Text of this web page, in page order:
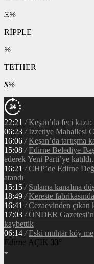
Ξ%
RİPPLE
%
TETHER
$%
22:21 / Keşan’da feci kaza:
06:23 / İzzetiye Mahallesi
16:06 / Keşan’da tartışma
15:08 / Edirne Belediye
ederek Yeni Parti’ye katıldı.
16:21 / CHP’de Edirne
atandı
15:15 / Sulama kanalına
18:49 / Kereste
16:41 / Cezaevinden
17:03 / ÖNDER
kaybettik
06:14 / Eski muhtar köy
Edirne AÇIK 33°